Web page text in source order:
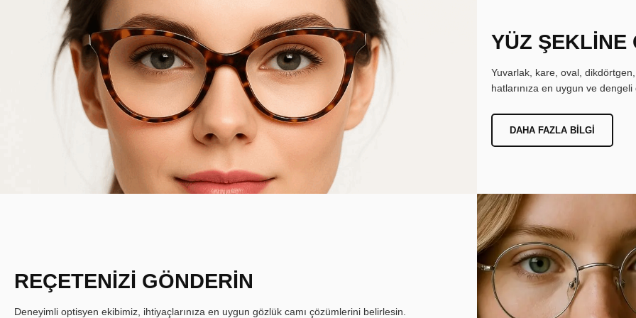
YÜZ ŞEKLİNE
Yuvarlak, kare, oval,
hatlarınıza en uygun ve
DAHA FAZLA BILGI
REÇETENİZİ GÖNDERİN
Deneyimli optisyen ekibimiz, ihtiyaçlarınıza en uygun gözlük camı çözümlerini belirlesin.